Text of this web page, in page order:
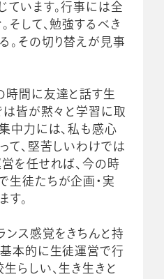
ています。行事には全
そして、勉強するべき
。その切り替えが見事
時間に友達と話す生
は皆が黙々と学習に取
中力には、私も感心
て、堅苦しいわけでは
営を任せれば、今の時
生徒たちが企画・実
す。
ンス感覚をきちんと持
基本的に生徒運営で行
らしい、生き生きと